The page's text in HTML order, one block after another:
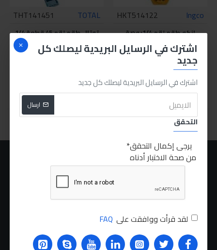
اشترك في الرسايل البريدية ليصلك كل
جديد
اشترك في الرسايل البريدية ليصلك كل جديد
ارسال
التحقق
يرجى إكمال التحقق
من صحة الاختبار أدناه
لقد قرأت ووافقت على FAQ
Ingco
HKT514122
انكو طقم لقم 1/4بوصة
400.00LE
اشتري الان
TOTAL
THT141451
توتال طقم لقم 45 قطعة 1/4
375.00LE
اشتري الان
You have reached the end of the list.
سياسة الخصوصية
الشروط والاحكام